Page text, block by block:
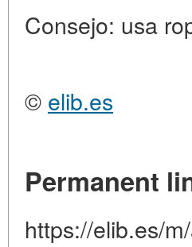
Consejo: usa
© elib.es
Permanent
https://elib.es/